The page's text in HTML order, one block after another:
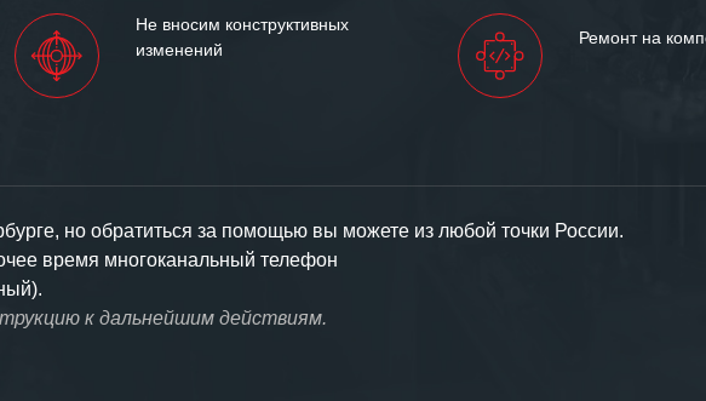
Не вносим конструктивных
изменений
Ремонт на
но обратиться за помощью вы можете из любой точки России.
время многоканальный телефон
к дальнейшим действиям.